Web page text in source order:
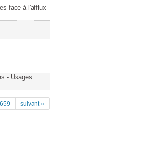
face à l'afflux
- Usages
suivant »